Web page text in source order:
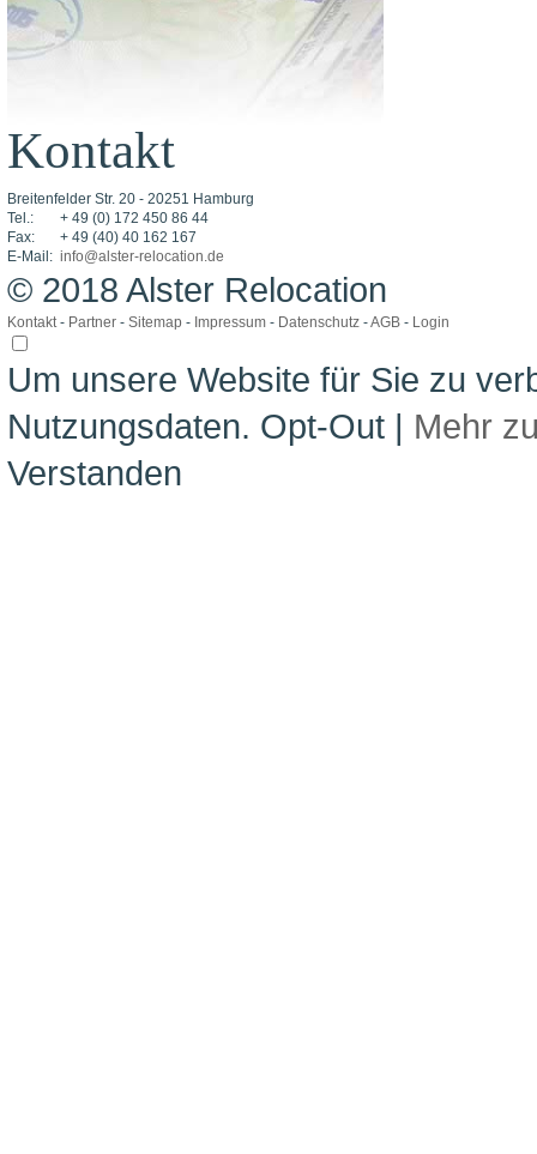
Kontakt
Breitenfelder Str. 20 - 20251 Hamburg
Tel.:
+ 49 (0) 172 450 86 44
Fax:
+ 49 (40) 40 162 167
E-Mail: info@alster-relocation.de
© 2018 Alster Relocation
Kontakt- Partner - Sitemap - Impressum - Datenschutz -AGB - Login
Um unsere Website für Sie zu
Nutzungsdaten. Opt-Out | Mehr
Verstanden